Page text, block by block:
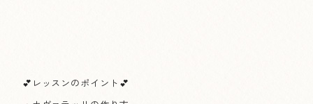
💕レッスンのポイント💕